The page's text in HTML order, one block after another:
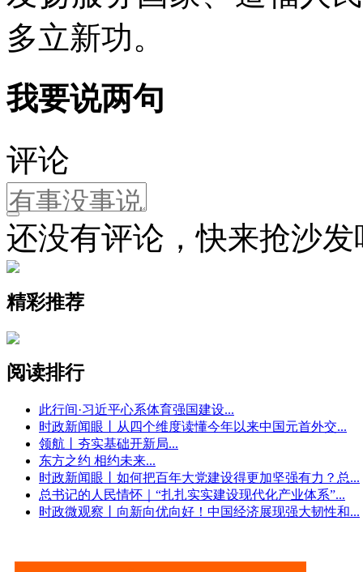
多立新功。
我要说两句
评论
还没有评论，快来抢沙发
精彩推荐
阅读排行
此行间·习近平心系体育强国建设...
时政新闻眼丨从四个维度读懂今年以来中国元首外交...
领航丨夯实基础开新局...
东方之约 相约未来...
时政新闻眼丨如何把百年大党建设得更加坚强有力？总...
总书记的人民情怀｜“扎扎实实建设现代化产业体系”...
时政微观察丨向新向优向好！中国经济展现强大韧性和...